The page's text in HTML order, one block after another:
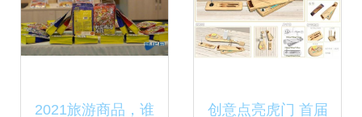
2021旅游商品，谁 创意点亮虎门 首届